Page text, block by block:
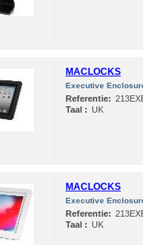
MACLOCKS
Executive
Referentie:
Taal : UK
MACLOCKS
Executive
Referentie:
Taal : UK